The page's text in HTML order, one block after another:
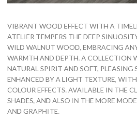
VIBRANT WOOD EFFECT WITH A
ATELIER TEMPERS THE DEEP
WILD WALNUT WOOD, EMBRACING
WARMTH AND DEPTH. A COLLECTION
NATURAL SPIRIT AND SOFT, PLEASING
ENHANCED BY A LIGHT TEXTURE,
COLOUR EFFECTS. AVAILABLE IN THE
SHADES, AND ALSO IN THE MORE
AND GRAPHITE.